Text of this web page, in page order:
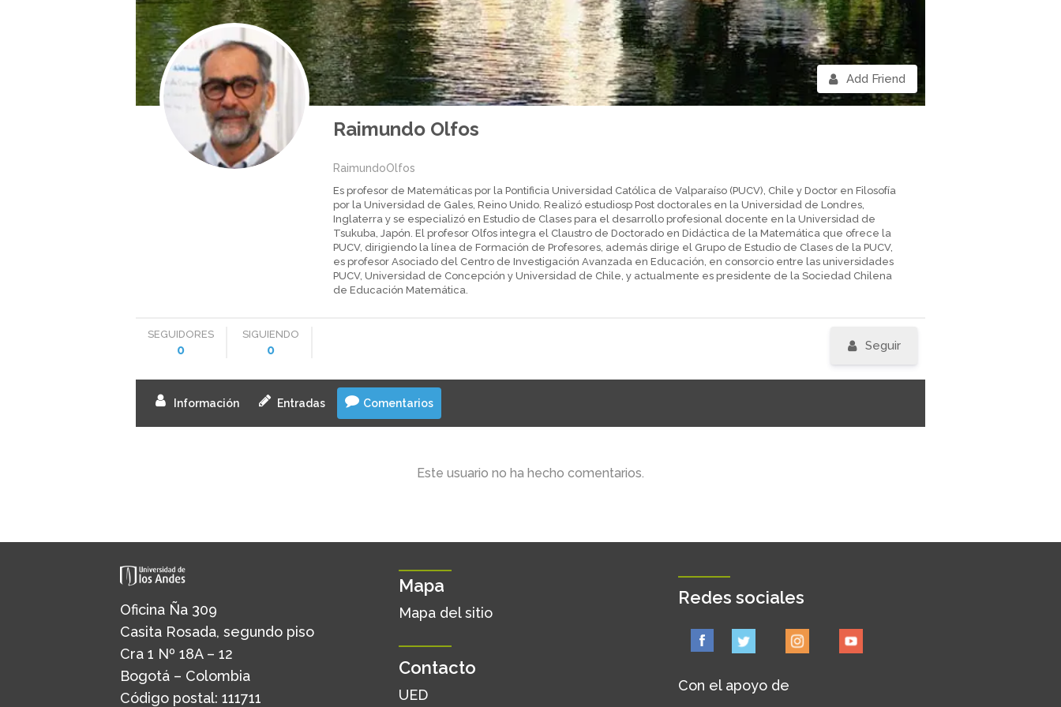
Add Friend
Raimundo Olfos
RaimundoOlfos
Es profesor de Matemáticas por la Pontificia Universidad Católica de Valparaíso (PUCV), Chile y Doctor en Filosofía
por la Universidad de Gales, Reino Unido. Realizó estudiosp Post doctorales en la Universidad de Londres,
Inglaterra y se especializó en Estudio de Clases para el desarrollo profesional docente en la Universidad de
Tsukuba, Japón. El profesor Olfos integra el Claustro de Doctorado en Didáctica de la Matemática que ofrece la
PUCV, dirigiendo la línea de Formación de Profesores, además dirige el Grupo de Estudio de Clases de la PUCV,
es profesor Asociado del Centro de Investigación Avanzada en Educación, en consorcio entre las universidades
PUCV, Universidad de Concepción y Universidad de Chile, y actualmente es presidente de la Sociedad Chilena
de Educación Matemática.
SEGUIDORES
0
SIGUIENDO
0 Seguir
Información Entradas Comentarios
Este usuario no ha hecho comentarios.
Oficina Ña 309
Casita Rosada, segundo piso
Cra 1 Nº 18A – 12
Bogotá – Colombia
Código postal: 111711
Mapa
Mapa del sitio
Contacto
UED
Redes sociales
Con el apoyo de